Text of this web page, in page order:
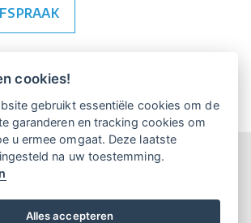
Reserved © 2015-2026 UP-TO-DATE
Locations Algemene Voorwaarden
cookies!
gebruikt essentiële cookies om de
garanderen en tracking cookies om
u ermee omgaat. Deze laatste
na uw toestemming.
Alles accepteren
Boek
demo.
opleidingen
Klanten: